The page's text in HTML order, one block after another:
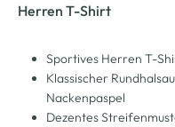
Herren T-Shirt
Sportives Herren T-
Klassischer
Nackenpaspel
Dezentes